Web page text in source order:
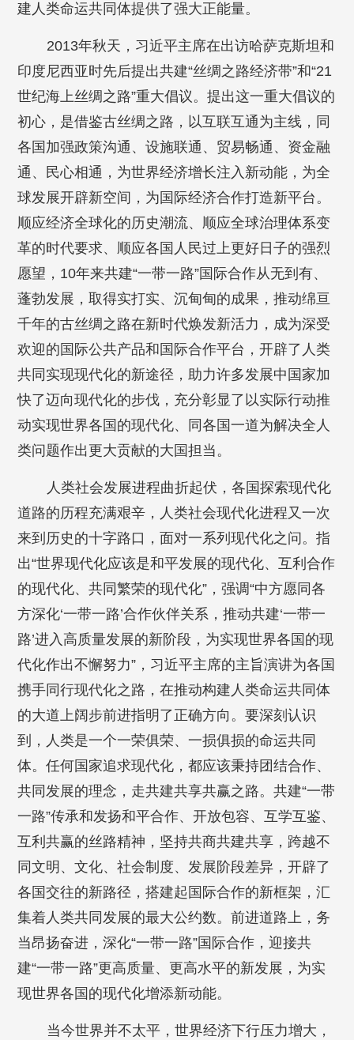
建人类命运共同体提供了强大正能量。
2013年秋天，习近平主席在出访哈萨克斯坦和
印度尼西亚时先后提出共建“丝绸之路经济带”和“21
世纪海上丝绸之路”重大倡议。提出这一重大倡议的
初心，是借鉴古丝绸之路，以互联互通为主线，同
各国加强政策沟通、设施联通、贸易畅通、资金融
通、民心相通，为世界经济增长注入新动能，为全
球发展开辟新空间，为国际经济合作打造新平台。
顺应经济全球化的历史潮流、顺应全球治理体系变
革的时代要求、顺应各国人民过上更好日子的强烈
愿望，10年来共建“一带一路”国际合作从无到有、
蓬勃发展，取得实打实、沉甸甸的成果，推动绵亘
千年的古丝绸之路在新时代焕发新活力，成为深受
欢迎的国际公共产品和国际合作平台，开辟了人类
共同实现现代化的新途径，助力许多发展中国家加
快了迈向现代化的步伐，充分彰显了以实际行动推
动实现世界各国的现代化、同各国一道为解决全人
类问题作出更大贡献的大国担当。
人类社会发展进程曲折起伏，各国探索现代化
道路的历程充满艰辛，人类社会现代化进程又一次
来到历史的十字路口，面对一系列现代化之问。指
出“世界现代化应该是和平发展的现代化、互利合作
的现代化、共同繁荣的现代化”，强调“中方愿同各
方深化‘一带一路’合作伙伴关系，推动共建‘一带一
路’进入高质量发展的新阶段，为实现世界各国的现
代化作出不懈努力”，习近平主席的主旨演讲为各国
携手同行现代化之路，在推动构建人类命运共同体
的大道上阔步前进指明了正确方向。要深刻认识
到，人类是一个一荣俱荣、一损俱损的命运共同
体。任何国家追求现代化，都应该秉持团结合作、
共同发展的理念，走共建共享共赢之路。共建“一带
一路”传承和发扬和平合作、开放包容、互学互鉴、
互利共赢的丝路精神，坚持共商共建共享，跨越不
同文明、文化、社会制度、发展阶段差异，开辟了
各国交往的新路径，搭建起国际合作的新框架，汇
集着人类共同发展的最大公约数。前进道路上，务
当昂扬奋进，深化“一带一路”国际合作，迎接共
建“一带一路”更高质量、更高水平的新发展，为实
现世界各国的现代化增添新动能。
当今世界并不太平，世界经济下行压力增大，